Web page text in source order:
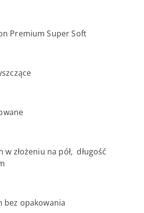
Premium Super Soft
w złożeniu na pół, długość
bez opakowania